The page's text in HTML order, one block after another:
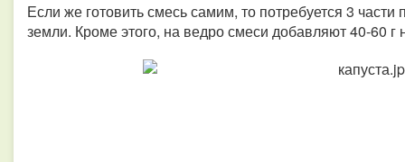
Если же готовить смесь самим, то потребуется 3 части
земли. Кроме этого, на ведро смеси добавляют 40-60